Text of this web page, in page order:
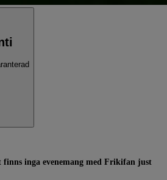
finns inga evenemang med Frikifan just